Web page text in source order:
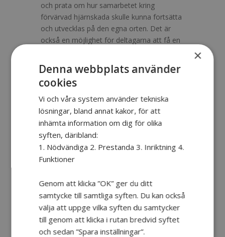
och prata om hur samarbetet kring
förvärvad hjärnskada skulle kunna fortsätta
och utvecklas på den egna orten. Det är
också en möjlighet för deltagarna att få en
rehabiliteringskedjan och de ofta livslånga
behov många har.
Bra träff som är mycket värdefull vad
gäller informationsspridning och
nätverkande.
– Deltagare i Flen.
inslag
En höjdpunkt på träffarna har varit när
Hjärna Tillsammans kamratstödjare
Mathilda Cederlund Oostdijk och Christer
Olsén berättat sina historier och delat med
×
Denna webbplats använder
cookies
Vi och våra system använder tekniska
lösningar, bland annat kakor, för att
inhämta information om dig för olika
syften, däribland:
1. Nödvändiga 2. Prestanda 3. Inriktning 4.
Funktioner
Genom att klicka ”OK” ger du ditt
samtycke till samtliga syften. Du kan också
välja att uppge vilka syften du samtycker
till genom att klicka i rutan bredvid syftet
och sedan ”Spara inställningar”.